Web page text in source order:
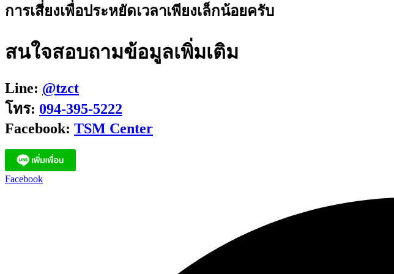
การเสี่ยงเพื่อประหยัดเวลาเพียงเล็กน้อยครับ
สนใจสอบถามข้อมูลเพิ่มเติม
Line: @tzct
โทร: 094-395-5222
Facebook: TSM Center
Facebook